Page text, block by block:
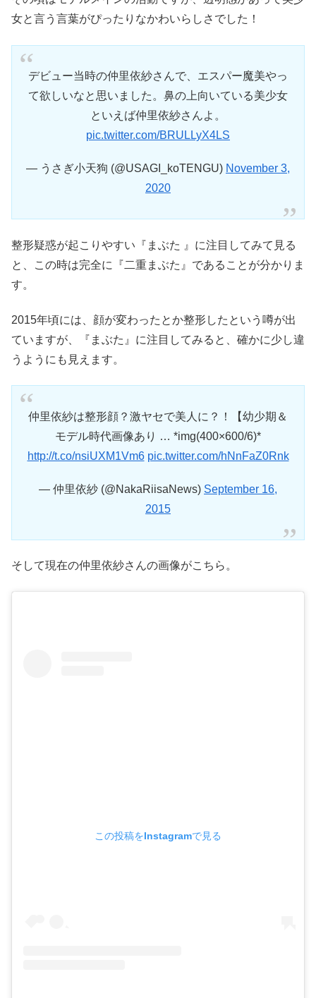
女と言う言葉がぴったりなかわいらしさでした！
デビュー当時の仲里依紗さんで、エスパー魔美やっ
て欲しいなと思いました。鼻の上向いている美少女
といえば仲里依紗さんよ。
pic.twitter.com/BRULLyX4LS
— うさぎ小天狗 (@USAGI_koTENGU) November 3,
2020
整形疑惑が起こりやすい『まぶた 』に注目してみて見る
と、この時は完全に『二重まぶた』であることが分かりま
す。
2015年頃には、顔が変わったとか整形したという噂が出
ていますが、『まぶた』に注目してみると、確かに少し違
うようにも見えます。
仲里依紗は整形顔？激ヤセで美人に？！【幼少期＆
モデル時代画像あり … *img(400×600/6)*
http://t.co/nsiUXM1Vm6 pic.twitter.com/hNnFaZ0Rnk
— 仲里依紗 (@NakaRiisaNews) September 16,
2015
そして現在の仲里依紗さんの画像がこちら。
この投稿をInstagramで見る